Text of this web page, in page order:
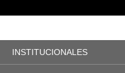
INSTITUCIONALES